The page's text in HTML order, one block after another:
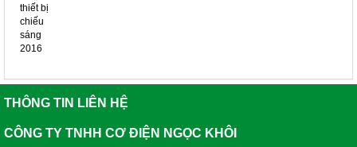
THÔNG TIN LIÊN HỆ
CÔNG TY TNHH CƠ ĐIỆN NGỌC KHÔI